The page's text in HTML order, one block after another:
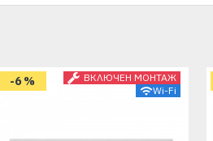
Wi-Fi
ВКЛЮЧЕН МОНТАЖ
-6 %